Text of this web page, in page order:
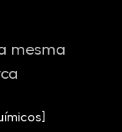
mesma